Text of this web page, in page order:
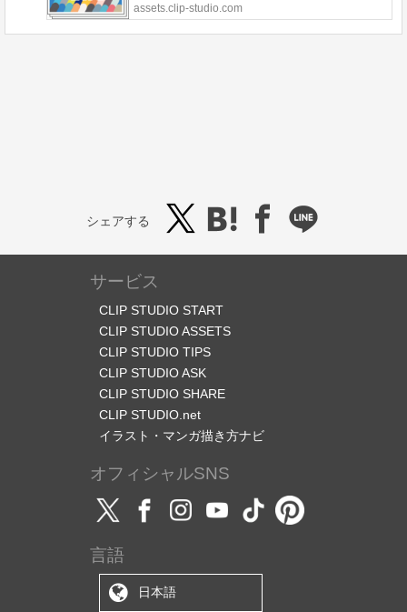
assets.clip-studio.com
シェアする
サービス
CLIP STUDIO START
CLIP STUDIO ASSETS
CLIP STUDIO TIPS
CLIP STUDIO ASK
CLIP STUDIO SHARE
CLIP STUDIO.net
イラスト・マンガ描き方ナビ
オフィシャルSNS
言語
日本語